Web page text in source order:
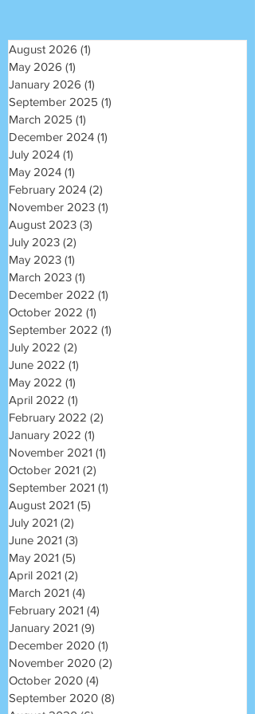
August 2026 (1)
May 2026 (1)
January 2026 (1)
September 2025 (1)
March 2025 (1)
December 2024 (1)
July 2024 (1)
May 2024 (1)
February 2024 (2)
November 2023 (1)
August 2023 (3)
July 2023 (2)
May 2023 (1)
March 2023 (1)
December 2022 (1)
October 2022 (1)
September 2022 (1)
July 2022 (2)
June 2022 (1)
May 2022 (1)
April 2022 (1)
February 2022 (2)
January 2022 (1)
November 2021 (1)
October 2021 (2)
September 2021 (1)
August 2021 (5)
July 2021 (2)
June 2021 (3)
May 2021 (5)
April 2021 (2)
March 2021 (4)
February 2021 (4)
January 2021 (9)
December 2020 (1)
November 2020 (2)
October 2020 (4)
September 2020 (8)